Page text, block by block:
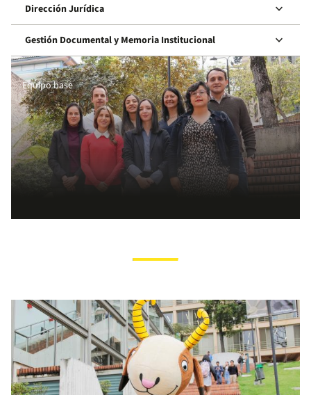
Dirección Jurídica keyboard_arrow_down
Gestión Documental y Memoria Institucional keyboard_arrow_down
Equipo base